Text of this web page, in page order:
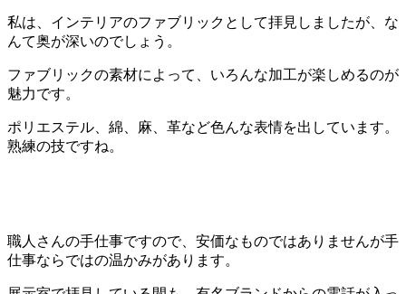
私は、インテリアのファブリックとして拝見しましたが、な
んて奥が深いのでしょう。
ファブリックの素材によって、いろんな加工が楽しめるのが
魅力です。
ポリエステル、綿、麻、革など色んな表情を出しています。
熟練の技ですね。
職人さんの手仕事ですので、安価なものではありませんが手
仕事ならではの温かみがあります。